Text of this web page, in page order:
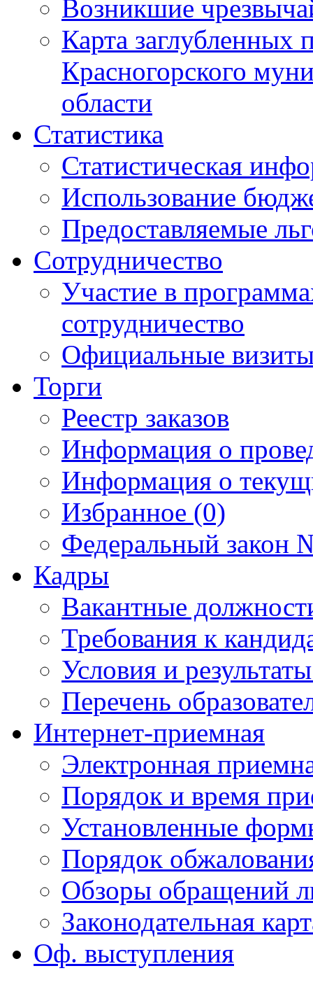
Возникшие
Карта
Красногорского
области
Статистика
Статистическая
Использование
Предоставляемые
Сотрудничество
Участие в
сотрудничество
Официальные
Торги
Реестр заказов
Информация о
Информация о
Избранное (0)
Федеральный закон
Кадры
Вакантные
Требования к
Условия и
Перечень
Интернет-приемная
Электронная
Порядок и время
Установленные
Порядок
Обзоры обращений
Законодательная
Оф. выступления